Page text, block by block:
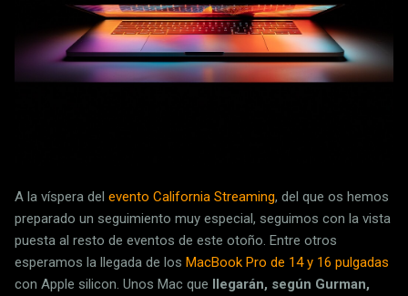
A la víspera del evento California Streaming, del que os hemos
preparado un seguimiento muy especial, seguimos con la vista
puesta al resto de eventos de este otoño. Entre otros
esperamos la llegada de los MacBook Pro de 14 y 16 pulgadas
con Apple silicon. Unos Mac que llegarán, según Gurman,